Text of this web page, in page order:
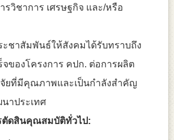
รวิชาการ เศรษฐกิจ และ/หรือ
ะชาสัมพันธ์ให้สังคมได้รับทราบถึง
จของโครงการ คปก. ต่อการผลิต
ยที่มีคุณภาพและเป็นกำลังสำคัญ
าประเทศ
ตัดสินคุณสมบัติทั่วไป: